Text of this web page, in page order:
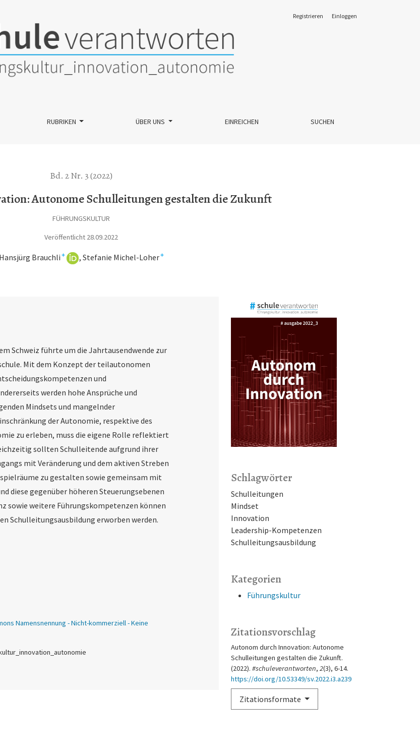
die Zukunft
RUBRIKEN ÜBER UNS EINREICHEN SUCHEN
Registrieren Einloggen
Bd. 2 Nr. 3 (2022)
Autonome Schulleitungen gestalten die Zukunft
FÜHRUNGSKULTUR
Veröffentlicht 28.09.2022
Hansjürg Brauchli + Stefanie Michel-Loher+
Schlagwörter
Schulleitungen
Mindset
Innovation
Leadership-Kompetenzen
Schulleitungsausbildung
Kategorien
Führungskultur
Zitationsvorschlag
Autonom durch Innovation: Autonome
Schulleitungen gestalten die Zukunft.
(2022). #schuleverantworten, 2(3), 6-14.
https://doi.org/10.53349/sv.2022.i3.a239
Zitationsformate
Schweiz führte um die Jahrtausendwende zur
Mit dem Konzept der teilautonomen
und
werden hohe Ansprüche und
Mindsets und mangelnder
der Autonomie, respektive des
zu erleben, muss die eigene Rolle reflektiert
sollten Schulleitende aufgrund ihrer
mit Veränderung und dem aktiven Streben
zu gestalten sowie gemeinsam mit
diese gegenüber höheren Steuerungsebenen
sowie weitere Führungskompetenzen können
Schulleitungsausbildung erworben werden.
Namensnennung - Nicht-kommerziell - Keine